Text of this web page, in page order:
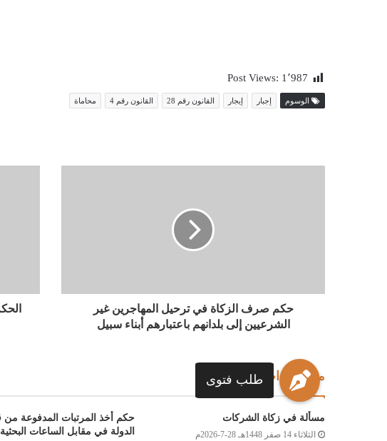
طلب فتوى
Post Views: 1٬987
الوسوم إجبار إيجار القانون رقم 28 القانون رقم 4 محاماة
حكم صرف الزكاة في ترحيل المهاجرين غير
الشرعيين إلى بلدانهم باعتبارهم أبناء سبيل
مقالات ذات صلة
مسألة في زكاة الشركات
الثلاثاء 14 صفر 1448هـ 28-7-2026م
حكم أخذ المرتبات المدفوعة من
الدولة في مقابل الساعات البحثية